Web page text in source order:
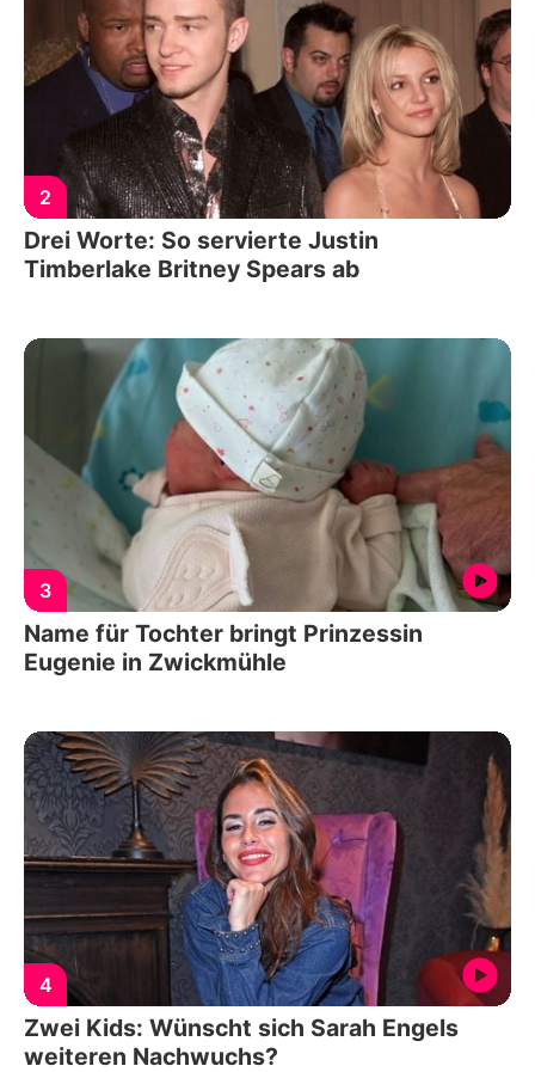
2
Drei Worte: So servierte Justin
Timberlake Britney Spears ab
3
Name für Tochter bringt Prinzessin
Eugenie in Zwickmühle
4
Zwei Kids: Wünscht sich Sarah Engels
weiteren Nachwuchs?